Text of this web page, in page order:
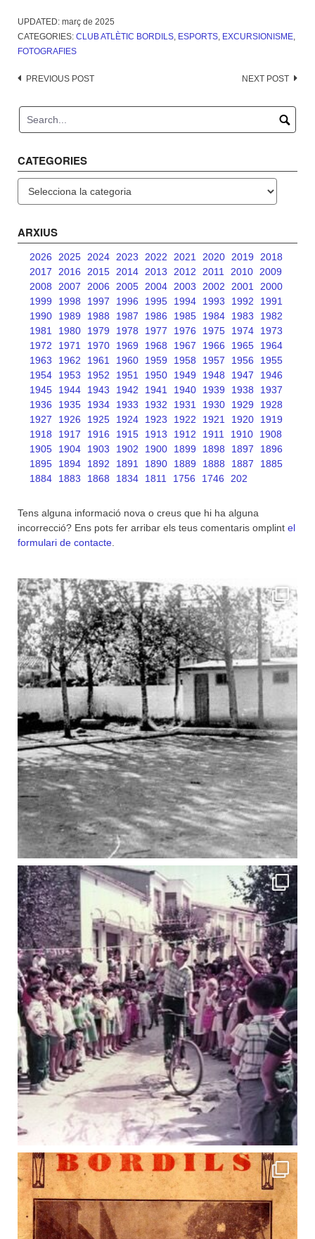
UPDATED: març de 2025
CATEGORIES: CLUB ATLÈTIC BORDILS, ESPORTS, EXCURSIONISME,
FOTOGRAFIES
Post
PREVIOUS POST NEXT POST
CATEGORIES
ARXIUS
2026 2025 2024 2023 2022 2021 2020 2019
2018
2017
2016 2015 2014 2013 2012 2011 2010
2009
2008
2007 2006 2005 2004 2003 2002 2001
2000
1999
1998 1997 1996 1995 1994 1993 1992
1991
1990
1989 1988 1987 1986 1985 1984 1983
1982
1981
1980 1979 1978 1977 1976 1975 1974
1973
1972
1971 1970 1969 1968 1967 1966 1965
1964
1963
1962 1961 1960 1959 1958 1957 1956
1955
1954
1953 1952 1951 1950 1949 1948 1947
1946
1945
1944 1943 1942 1941 1940 1939 1938
1937
1936
1935 1934 1933 1932 1931 1930 1929
1928
1927
1926 1925 1924 1923 1922 1921 1920
1919
1918
1917 1916 1915 1913 1912 1911 1910
1908
1905
1904 1903 1902 1900 1899 1898 1897
1896
1895
1894 1892 1891 1890 1889 1888 1887
1885
1884
1883 1868 1834 1811 1756 1746 202
Tens alguna informació nova o creus que hi ha alguna
incorrecció? Ens pots fer arribar els teus comentaris omplint el
formulari de contacte